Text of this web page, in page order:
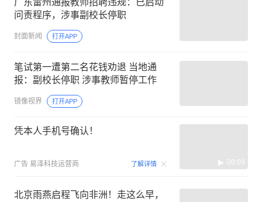
问责程序，涉事副校长停职
封面新闻 打开APP
笔试第一遭第二名花钱劝退 当地通
报：副校长停职 涉事教师暂停工作
镜像视界 打开APP
凭本人手机号确认！
广告 易泽科技运营商 了解详情 00:09
北京雨燕启程飞向非洲！走这么早，